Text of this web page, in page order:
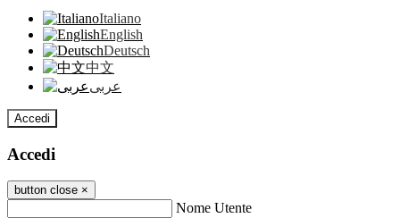
Italiano
English
Deutsch
中文
عربى
Accedi
Accedi
button close ×
Nome Utente